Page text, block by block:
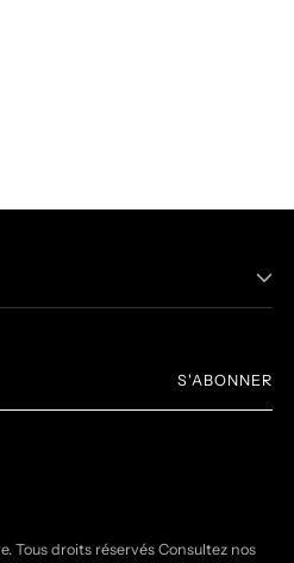
S'ABONNER
. Tous droits réservés Consultez nos